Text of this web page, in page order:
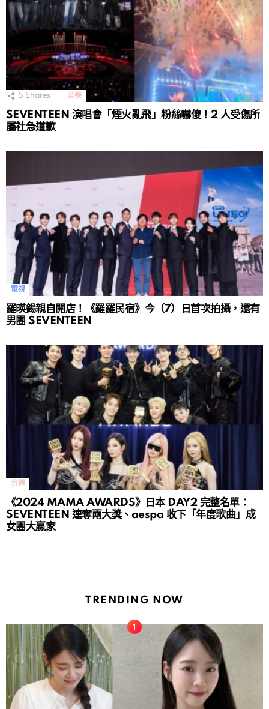
5 Shares 音樂
SEVENTEEN 演唱會「煙火亂飛」粉絲嚇傻！2 人受傷所
屬社急道歉
電視
羅暎錫親自開店！《羅羅民宿》今（7）日首次拍攝，還有
男團 SEVENTEEN
音樂
《2024 MAMA AWARDS》日本 DAY2 完整名單：
SEVENTEEN 連奪兩大獎、aespa 收下「年度歌曲」成
女團大贏家
TRENDING NOW